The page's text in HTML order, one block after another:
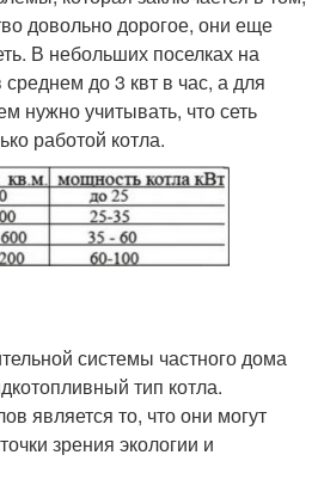
довольно дорогое, они еще
В небольших поселках на
до 3 квт в час, а для
нужно учитывать, что сеть
работой котла.
системы частного дома
тип котла.
является то, что они могут
зрения экологии и